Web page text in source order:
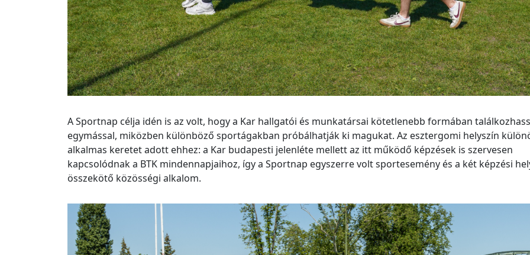
A Sportnap célja idén is az volt, hogy a Kar hallgatói és munkatársai kötetlenebb formában
egymással, miközben különböző sportágakban próbálhatják ki magukat. Az esztergomi helyszín
alkalmas keretet adott ehhez: a Kar budapesti jelenléte mellett az itt működő képzések is szervesen
kapcsolódnak a BTK mindennapjaihoz, így a Sportnap egyszerre volt sportesemény és a két képzési
összekötő közösségi alkalom.